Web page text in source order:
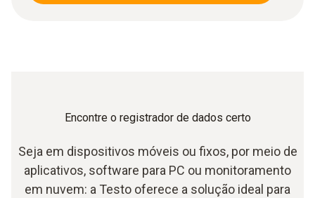
Encontre o registrador de dados certo
Seja em dispositivos móveis ou fixos, por meio de
aplicativos, software para PC ou monitoramento
em nuvem: a Testo oferece a solução ideal para